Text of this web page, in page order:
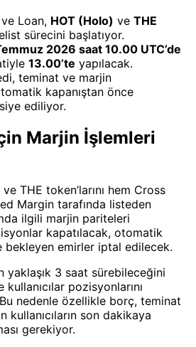
Loan, HOT (Holo) ve THE
sürecini başlatıyor.
2026 saat 10.00 UTC’de
13.00’te yapılacak.
teminat ve marjin
kapanıştan önce
ediliyor.
Marjin İşlemleri
THE token’larını hem Cross
Margin tarafında listeden
ilgili marjin pariteleri
kapatılacak, otomatik
bekleyen emirler iptal edilecek.
yaklaşık 3 saat sürebileceğini
pozisyonlarını
nedenle özellikle borç, teminat
kullanıcıların son dakikaya
gerekiyor.